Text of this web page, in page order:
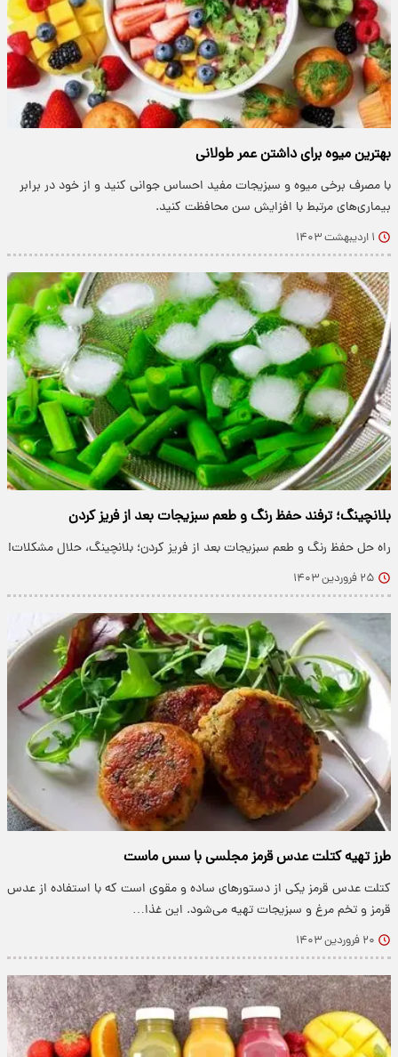
بهترین میوه برای داشتن عمر طولانی
با مصرف برخی میوه و سبزیجات مفید احساس جوانی کنید و از خود در برابر
بیماری‌های مرتبط با افزایش سن محافظت کنید.
۱ اردیبهشت ۱۴۰۳
بلانچینگ؛ ترفند حفظ رنگ و طعم سبزیجات بعد از فریز کردن
راه حل حفظ رنگ و طعم سبزیجات بعد از فریز کردن؛ بلانچینگ، حلال مشکلات!
۲۵ فروردین ۱۴۰۳
طرز تهیه کتلت عدس قرمز مجلسی با سس ماست
کتلت عدس قرمز یکی از دستورهای ساده و مقوی است که با استفاده از عدس
قرمز و تخم مرغ و سبزیجات تهیه می‌شود. این غذا…
۲۰ فروردین ۱۴۰۳